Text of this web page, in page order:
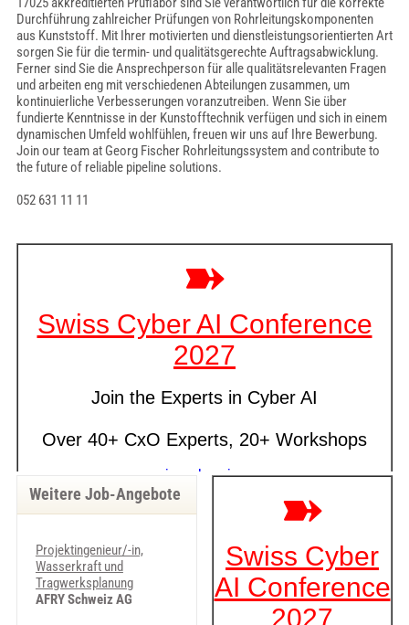
Durchführung zahlreicher Prüfungen von Rohrleitungskomponenten
aus Kunststoff. Mit Ihrer motivierten und dienstleistungsorientierten Art
sorgen Sie für die termin- und qualitätsgerechte Auftragsabwicklung.
Ferner sind Sie die Ansprechperson für alle qualitätsrelevanten Fragen
und arbeiten eng mit verschiedenen Abteilungen zusammen, um
kontinuierliche Verbesserungen voranzutreiben. Wenn Sie über
fundierte Kenntnisse in der Kunstofftechnik verfügen und sich in einem
dynamischen Umfeld wohlfühlen, freuen wir uns auf Ihre Bewerbung.
Join our team at Georg Fischer Rohrleitungssystem and contribute to
the future of reliable pipeline solutions.
052 631 11 11
Weitere Job-Angebote
Projektingenieur/-in,
Wasserkraft und
Tragwerksplanung
AFRY Schweiz AG